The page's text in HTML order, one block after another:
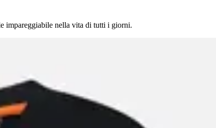
impareggiabile nella vita di tutti i giorni.